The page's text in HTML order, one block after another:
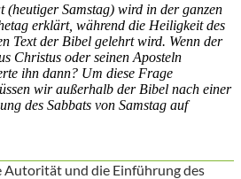
(heutiger Samstag) wird in der ganzen
erklärt, während die Heiligkeit des
Text der Bibel gelehrt wird. Wenn der
Christus oder seinen Aposteln
ihn dann? Um diese Frage
wir außerhalb der Bibel nach einer
des Sabbats von Samstag auf
Autorität und die Einführung des